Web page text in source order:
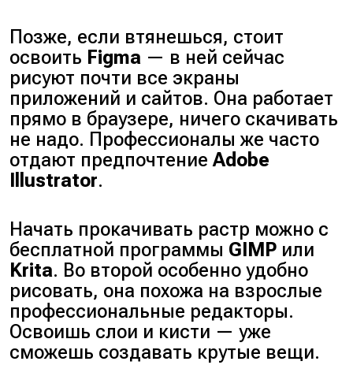
Позже, если втянешься, стоит
освоить Figma — в ней сейчас
рисуют почти все экраны
приложений и сайтов. Она работает
прямо в браузере, ничего скачивать
не надо. Профессионалы же часто
отдают предпочтениеAdobe
Illustrator.
Начать прокачивать растр можно с
бесплатной программы GIMP или
Krita. Во второй особенно удобно
рисовать, она похожа на взрослые
профессиональные редакторы.
Освоишь слои и кисти — уже
сможешь создавать крутые вещи.